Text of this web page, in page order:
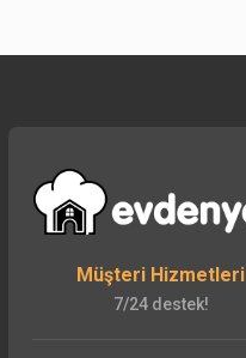
Müşteri Hizmetleri
7/24 destek!